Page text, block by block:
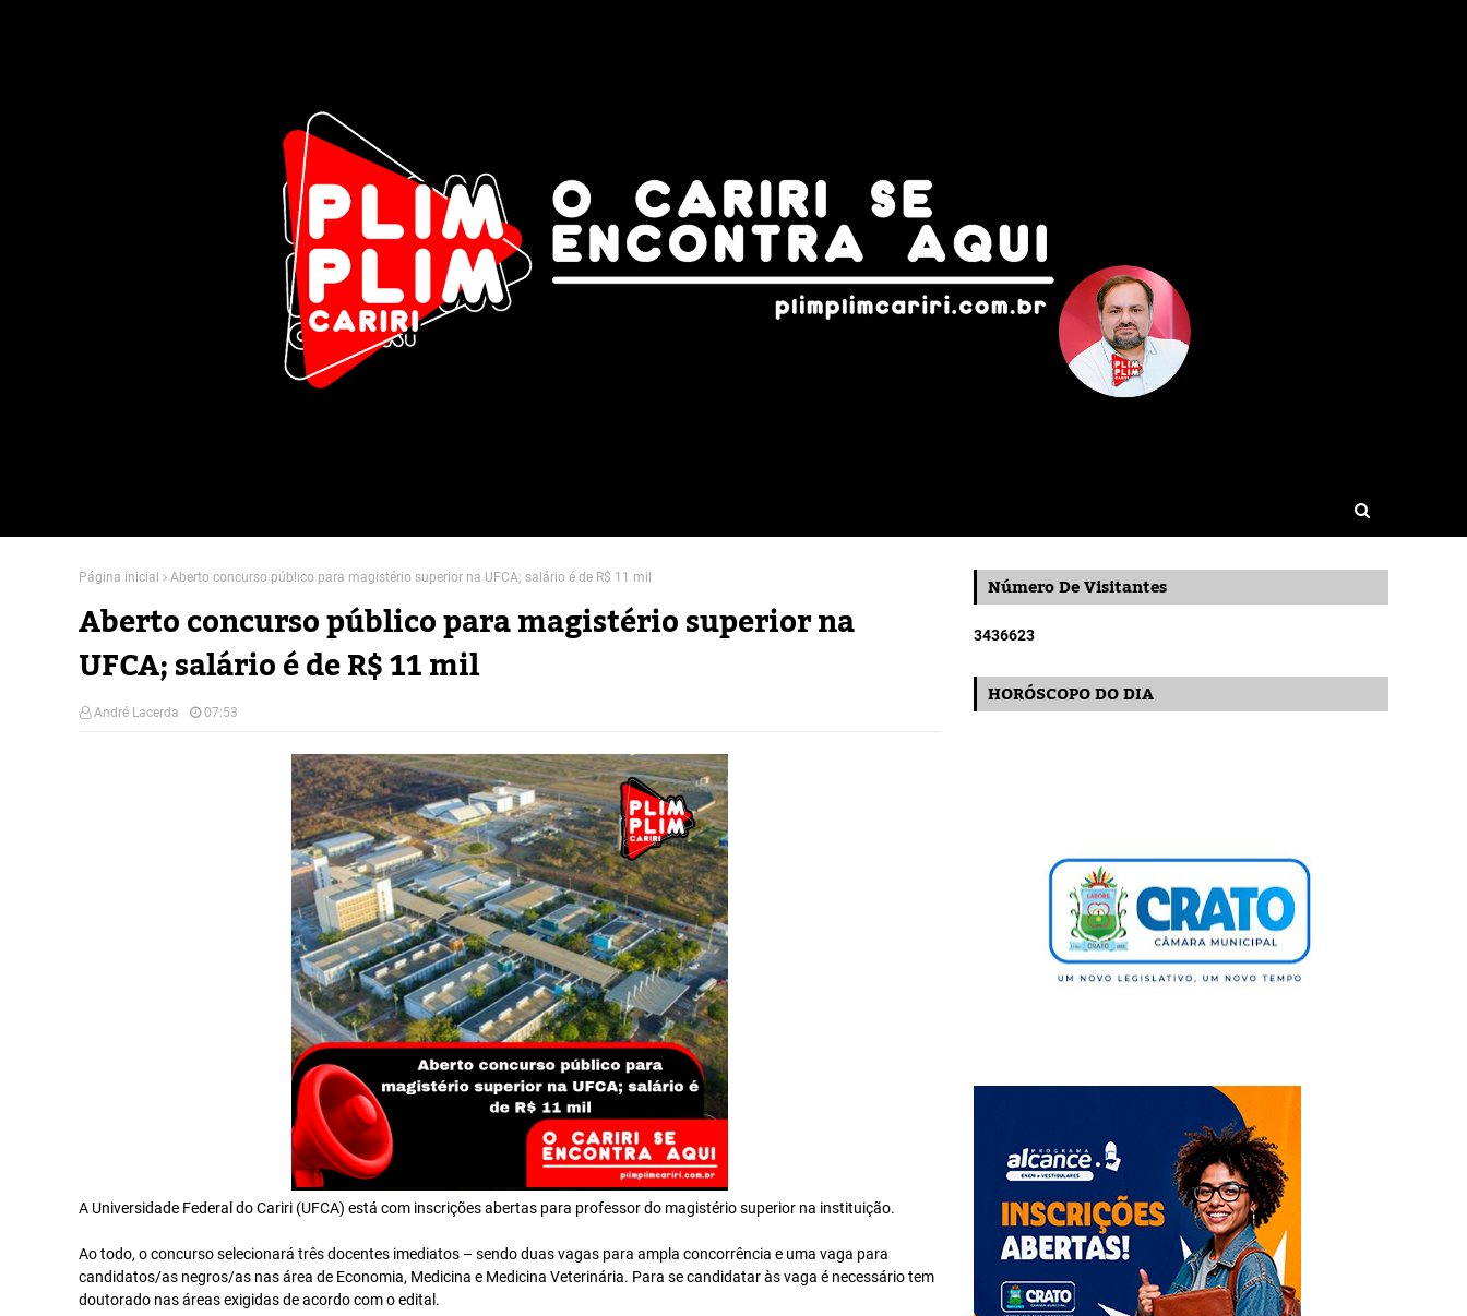
Página inicial Aberto concurso público para magistério superior na UFCA; salário é de R$ 11 mil
Aberto concurso público para magistério superior na
UFCA; salário é de R$ 11 mil
André Lacerda 07:53
A Universidade Federal do Cariri (UFCA) está com inscrições abertas para professor do magistério superior na instituição.
Ao todo, o concurso selecionará três docentes imediatos – sendo duas vagas para ampla concorrência e uma vaga para
candidatos/as negros/as nas área de Economia, Medicina e Medicina Veterinária. Para se candidatar às vaga é necessário tem
doutorado nas áreas exigidas de acordo com o edital.
Número De Visitantes
3436623
HORÓSCOPO DO DIA